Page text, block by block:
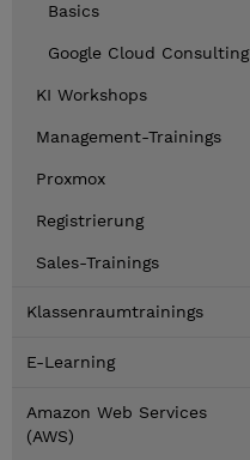
Basics
Google Cloud Consulting
KI Workshops
Management-Trainings
Proxmox
Registrierung
Sales-Trainings
Klassenraumtrainings
E-Learning
Amazon Web Services
(AWS)